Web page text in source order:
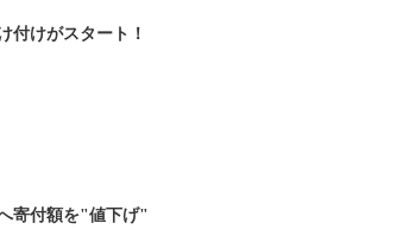
付けがスタート！
寄付額を"値下げ"